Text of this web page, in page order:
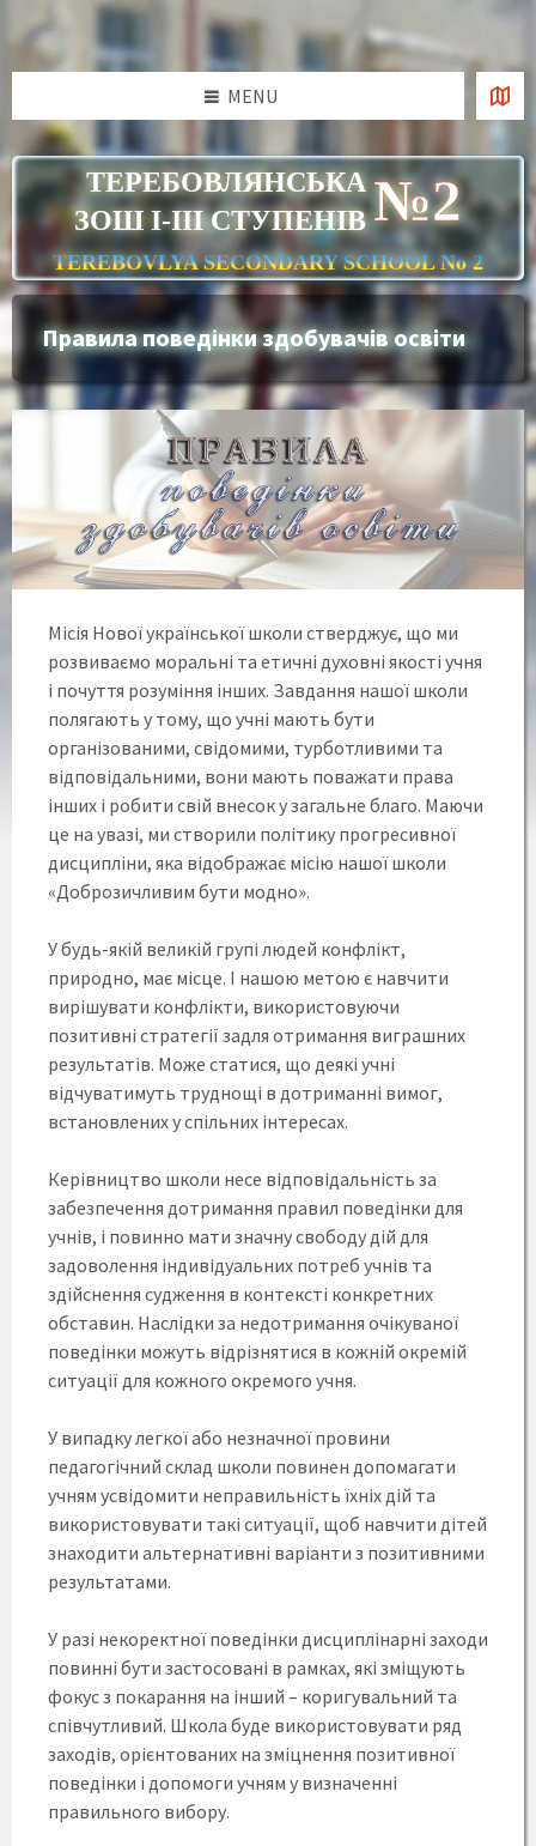
content
right
sidebar
footer
MENU
ТЕРЕБОВЛЯНСЬКА
ЗОШ І-ІІІ СТУПЕНІВ №2
TEREBOVLYA SECONDARY SCHOOL No 2
Правила поведінки здобувачів освіти
Місія Нової української школи стверджує, що ми
розвиваємо моральні та етичні духовні якості учня
і почуття розуміння інших. Завдання нашої школи
полягають у тому, що учні мають бути
організованими, свідомими, турботливими та
відповідальними, вони мають поважати права
інших і робити свій внесок у загальне благо. Маючи
це на увазі, ми створили політику прогресивної
дисципліни, яка відображає місію нашої школи
«Доброзичливим бути модно».
У будь-якій великій групі людей конфлікт,
природно, має місце. І нашою метою є навчити
вирішувати конфлікти, використовуючи
позитивні стратегії задля отримання виграшних
результатів. Може статися, що деякі учні
відчуватимуть труднощі в дотриманні вимог,
встановлених у спільних інтересах.
Керівництво школи несе відповідальність за
забезпечення дотримання правил поведінки для
учнів, і повинно мати значну свободу дій для
задоволення індивідуальних потреб учнів та
здійснення судження в контексті конкретних
обставин. Наслідки за недотримання очікуваної
поведінки можуть відрізнятися в кожній окремій
ситуації для кожного окремого учня.
У випадку легкої або незначної провини
педагогічний склад школи повинен допомагати
учням усвідомити неправильність їхніх дій та
використовувати такі ситуації, щоб навчити дітей
знаходити альтернативні варіанти з позитивними
результатами.
У разі некоректної поведінки дисциплінарні заходи
повинні бути застосовані в рамках, які зміщують
фокус з покарання на інший – коригувальний та
співчутливий. Школа буде використовувати ряд
заходів, орієнтованих на зміцнення позитивної
поведінки і допомоги учням у визначенні
правильного вибору.